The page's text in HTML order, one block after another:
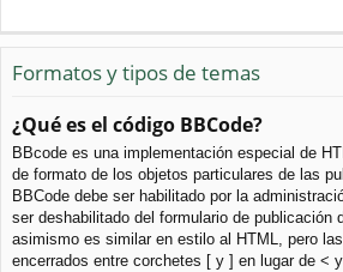
Formatos y tipos de temas
¿Qué es el código BBCode?
BBcode es una implementación especial de
de formato de los objetos particulares de las
BBCode debe ser habilitado por la
ser deshabilitado del formulario de publicación
asimismo es similar en estilo al HTML, pero
encerrados entre corchetes [ y ] en lugar de <